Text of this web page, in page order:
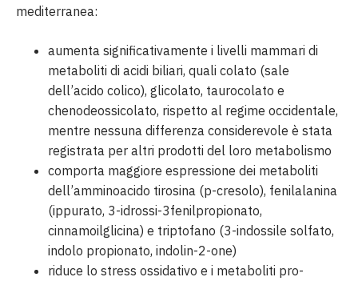
mediterranea:
aumenta significativamente i livelli mammari di
metaboliti di acidi biliari, quali colato (sale
dell’acido colico), glicolato, taurocolato e
chenodeossicolato, rispetto al regime occidentale,
mentre nessuna differenza considerevole è stata
registrata per altri prodotti del loro metabolismo
comporta maggiore espressione dei metaboliti
dell’amminoacido tirosina (p-cresolo), fenilalanina
(ippurato, 3-idrossi-3fenilpropionato,
cinnamoilglicina) e triptofano (3-indossile solfato,
indolo propionato, indolin-2-one)
riduce lo stress ossidativo e i metaboliti pro-